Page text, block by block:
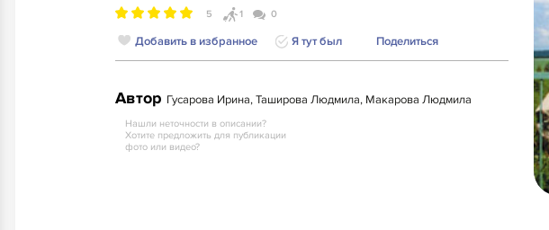
5 1 0
Добавить в избранное Я тут был Поделиться
Автор Гусарова Ирина, Таширова Людмила, Макарова Людмила
Нашли неточности в описании?
Хотите предложить для публикации
фото или видео?